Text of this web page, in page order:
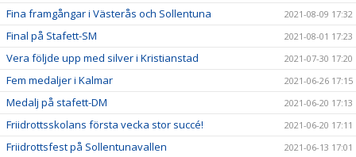
Fina framgångar i Västerås och Sollentuna 2021-08-09 17:32
Final på Stafett-SM 2021-08-01 17:23
Vera följde upp med silver i Kristianstad 2021-07-30 17:20
Fem medaljer i Kalmar 2021-06-26 17:15
Medalj på stafett-DM 2021-06-20 17:13
Friidrottsskolans första vecka stor succé! 2021-06-20 17:11
Friidrottsfest på Sollentunavallen 2021-06-13 17:01